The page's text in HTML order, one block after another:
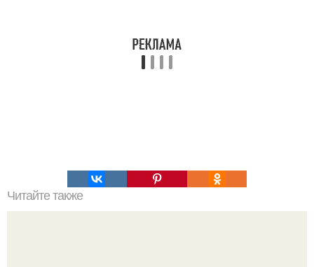
Читайте также